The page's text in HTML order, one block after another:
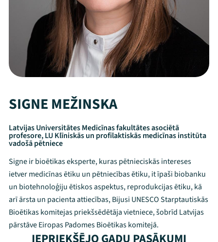
SIGNE MEŽINSKA
Latvijas Universitātes Medicīnas fakultātes asociētā
profesore, LU Klīniskās un profilaktiskās medicīnas institūta
vadošā pētniece
Signe ir bioētikas eksperte, kuras pētnieciskās intereses
ietver medicīnas ētiku un pētniecības ētiku, it īpaši biobanku
un biotehnoloģiju ētiskos aspektus, reprodukcijas ētiku, kā
arī ārsta un pacienta attiecības, Bijusi UNESCO Starptautiskās
Bioētikas komitejas priekšsēdētāja vietniece, šobrīd Latvijas
pārstāve Eiropas Padomes Bioētikas komitejā.